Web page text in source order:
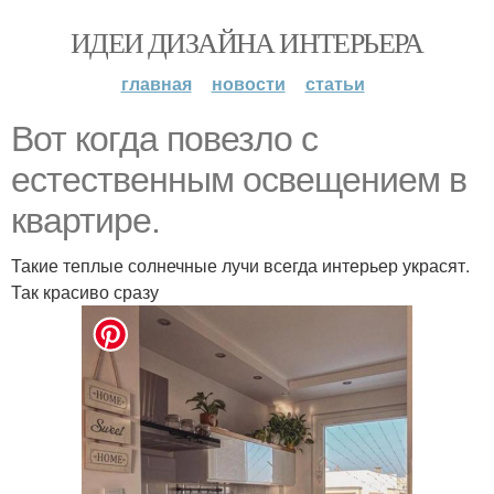
ИДЕИ ДИЗАЙНА ИНТЕРЬЕРА
главная новости статьи
Вот когда повезло с
естественным освещением в
квартире.
Такие теплые солнечные лучи всегда интерьер украсят.
Так красиво сразу